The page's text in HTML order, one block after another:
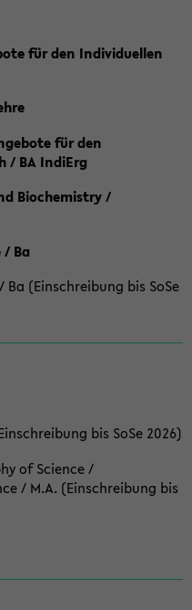
für den Individuellen
für den
/ BA IndiErg
Biochemistry /
/ Ba
(Einschreibung bis SoSe
bis SoSe 2026)
of Science /
/ M.A. (Einschreibung bis